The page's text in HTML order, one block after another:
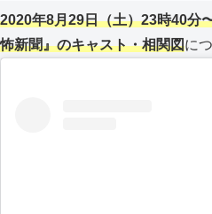
2020年8月29日（土）23時40分
怖新聞』のキャスト・相関図に